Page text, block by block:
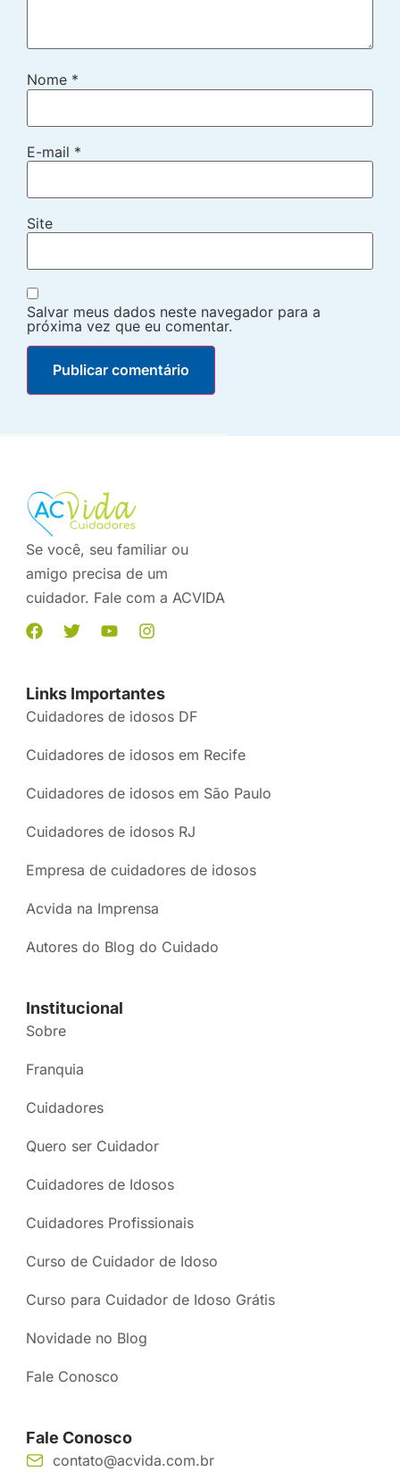
Nome *
E-mail *
Site
Salvar meus dados neste navegador para a
próxima vez que eu comentar.
Se você, seu familiar ou
amigo precisa de um
cuidador. Fale com a ACVIDA
Links Importantes
Cuidadores de idosos DF
Cuidadores de idosos em Recife
Cuidadores de idosos em São Paulo
Cuidadores de idosos RJ
Empresa de cuidadores de idosos
Acvida na Imprensa
Autores do Blog do Cuidado
Institucional
Sobre
Franquia
Cuidadores
Quero ser Cuidador
Cuidadores de Idosos
Cuidadores Profissionais
Curso de Cuidador de Idoso
Curso para Cuidador de Idoso Grátis
Novidade no Blog
Fale Conosco
Fale Conosco
contato@acvida.com.br